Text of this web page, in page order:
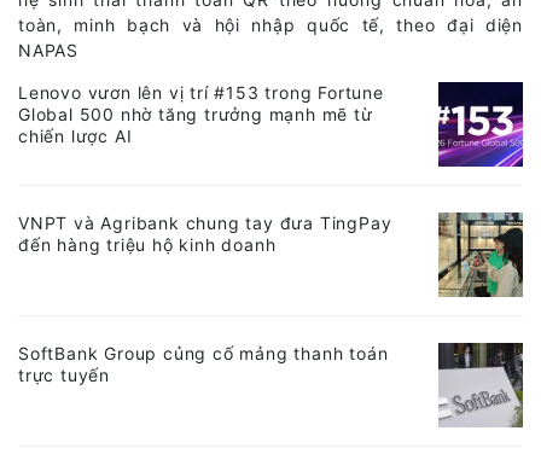
toàn, minh bạch và hội nhập quốc tế, theo đại diện
NAPAS
Lenovo vươn lên vị trí #153 trong Fortune
Global 500 nhờ tăng trưởng mạnh mẽ từ
chiến lược AI
VNPT và Agribank chung tay đưa TingPay
đến hàng triệu hộ kinh doanh
SoftBank Group củng cố mảng thanh toán
trực tuyến